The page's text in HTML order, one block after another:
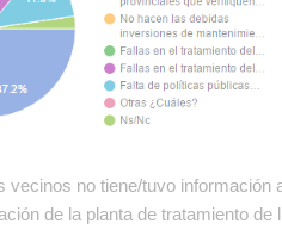
vecinos no tiene/tuvo información
de la planta de tratamiento